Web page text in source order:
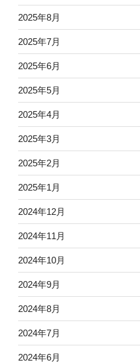
2025年8月
2025年7月
2025年6月
2025年5月
2025年4月
2025年3月
2025年2月
2025年1月
2024年12月
2024年11月
2024年10月
2024年9月
2024年8月
2024年7月
2024年6月